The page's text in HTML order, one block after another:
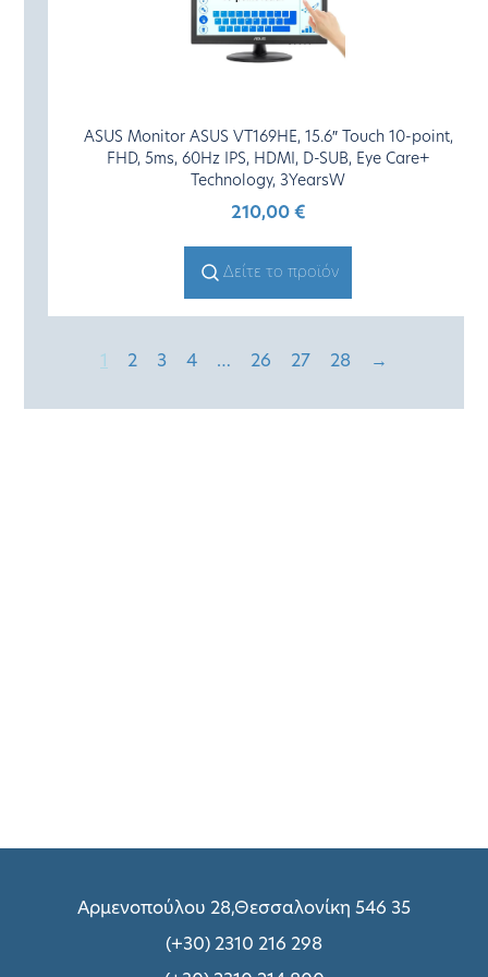
ASUS Monitor ASUS VT169HE, 15.6″ Touch 10-point,
FHD, 5ms, 60Hz IPS, HDMI, D-SUB, Eye Care+
Technology, 3YearsW
210,00 €
Δείτε το προϊόν
1 2 3 4 … 26 27 28 →
Αρμενοπούλου 28,Θεσσαλονίκη 546 35
(+30) 2310 216 298